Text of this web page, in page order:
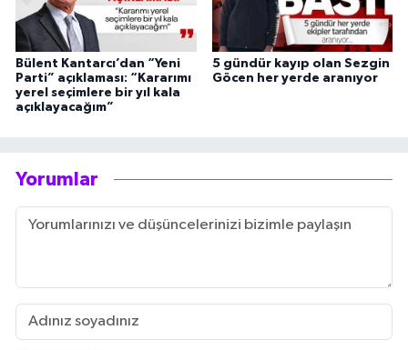
Bülent Kantarcı’dan “Yeni
Parti” açıklaması: “Kararımı
yerel seçimlere bir yıl kala
açıklayacağım”
5 gündür kayıp olan Sezgin
Göcen her yerde aranıyor
Yorumlar